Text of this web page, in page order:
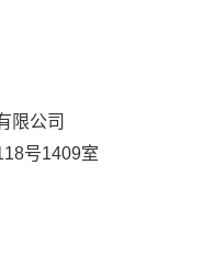
限公司
号1409室